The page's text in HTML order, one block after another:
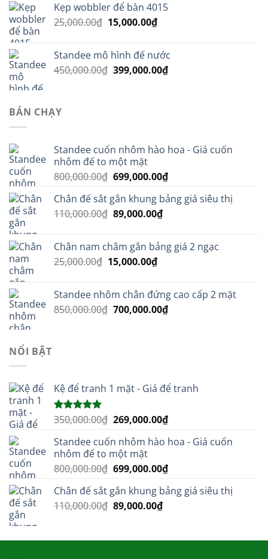
21,000.00₫.là:
11,000.00₫.
Kẹp wobbler để bàn 4015
25,000.00₫ Giá
25,000.00₫.
15,000.00₫Giá
là:
15,000.00₫.
Standee mô hình đế nước
450,000.00₫ Giá
399,000.00₫Giá
BÁN CHẠY
Standee cuốn nhôm hào hoa - Giá cuốn
nhôm đế to một mặt
800,000.00₫ Giá
là:
800,000.00₫.
699,000.00₫Giá
tại
Chân đế sắt gắn khung bảng giá siêu thị
110,000.00₫ Giá
110,000.00₫.
89,000.00₫Giá
là:
Chân nam châm gắn bảng giá 2 ngạc
25,000.00₫ Giá
25,000.00₫.
15,000.00₫Giá
là:
15,000.00₫.
Standee nhôm chân đứng cao cấp 2 mặt
850,000.00₫ Giá
700,000.00₫Giá
NỔI BẬT
Kệ để tranh 1 mặt - Giá để tranh
Được xếp
5 sao
350,000.00₫ Giá
là:
350,000.00₫.
269,000.00₫Giá
tại
269,000.00₫.
Standee cuốn nhôm hào hoa - Giá cuốn
nhôm đế to một mặt
800,000.00₫ Giá
là:
800,000.00₫.
699,000.00₫Giá
tại
Chân đế sắt gắn khung bảng giá siêu thị
110,000.00₫ Giá
110,000.00₫.
89,000.00₫Giá
là: